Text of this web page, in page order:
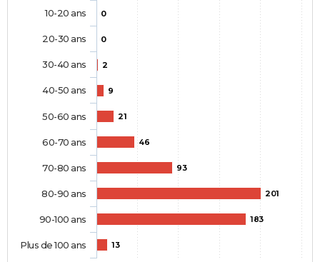
0
0
2
9
21
46
93
201
183
13
10-20 ans
20-30 ans
30-40 ans
40-50 ans
50-60 ans
60-70 ans
70-80 ans
80-90 ans
90-100 ans
Plus de 100 ans